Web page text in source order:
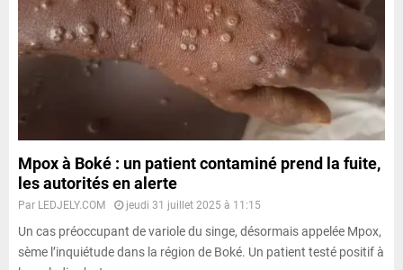
Mpox à Boké : un patient contaminé prend la fuite,
les autorités en alerte
Par LEDJELY.COM jeudi 31 juillet 2025 à 11:15
Un cas préoccupant de variole du singe, désormais appelée Mpox,
sème l’inquiétude dans la région de Boké. Un patient testé positif à